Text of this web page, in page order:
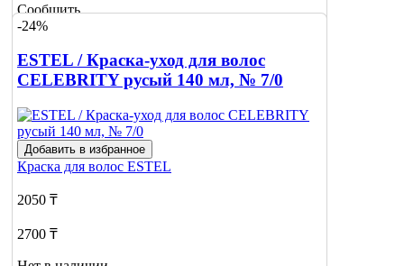
Сообщить
о наличии
-24%
ESTEL / Краска-уход для волос
CELEBRITY русый 140 мл, № 7/0
Добавить в избранное
Краска для волос ESTEL
2050 ₸
2700 ₸